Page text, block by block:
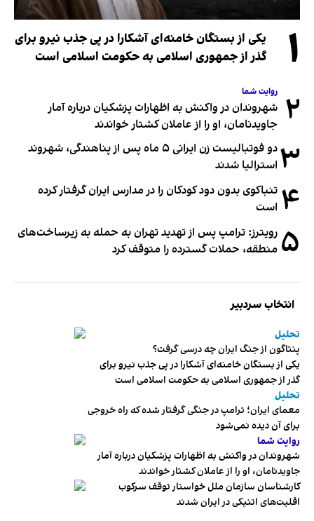
۱
یکی از بستگان خامنه‌ای آشکارا در پی جذب نیرو برای
گذر از جمهوری اسلامی به حکومت اسلامی است
۲ روایت شما
شهروندان در واکنش به اظهارات پزشکیان درباره آمار
جاویدنامان، او را از عاملان کشتار خواندند
۳
دو فوتبالیست زن ایرانی ۵ ماه پس از پناهندگی، شهروند
استرالیا شدند
۴ تنباکوی بدون دود کودکان را در مدارس ایران گرفتار کرده
است
۵ رویترز: ترامپ پس از تهدید تهران به حمله به زیرساخت‌های
منطقه، حملات گسترده را متوقف کرد
انتخاب سردبیر
تحلیل
پنتاگون از جنگ ایران چه درسی گرفت؟
یکی از بستگان خامنه‌ای آشکارا در پی جذب نیرو برای
گذر از جمهوری اسلامی به حکومت اسلامی است
تحلیل
معمای ایران؛ ترامپ در جنگی گرفتار شده که راه خروجی
برای آن دیده نمی‌شود
روایت شما
شهروندان در واکنش به اظهارات پزشکیان درباره آمار
جاویدنامان، او را از عاملان کشتار خواندند
کارشناسان سازمان ملل خواستار توقف سرکوب
اقلیت‌های اتنیکی در ایران شدند